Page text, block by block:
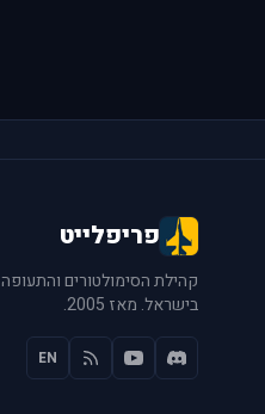
פריפלייט
קהילת הסימולטורים והתעופה
בישראל. מאז 2005.
EN